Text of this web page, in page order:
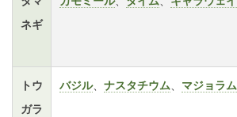
ネギ
トウ
ガラ
バジル、 ナスタチウム マジョラム